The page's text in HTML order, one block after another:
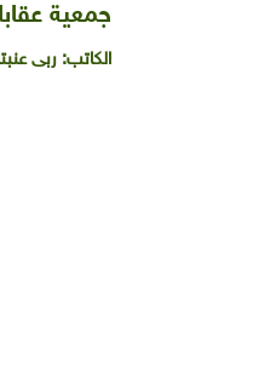
جمعية
الكاتب: ربى